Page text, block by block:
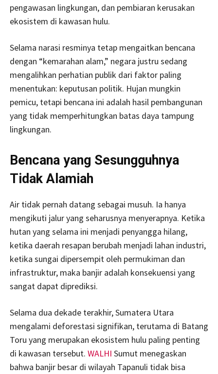
pengawasan lingkungan, dan pembiaran kerusakan
ekosistem di kawasan hulu.
Selama narasi resminya tetap mengaitkan bencana
dengan “kemarahan alam,” negara justru sedang
mengalihkan perhatian publik dari faktor paling
menentukan: keputusan politik. Hujan mungkin
pemicu, tetapi bencana ini adalah hasil pembangunan
yang tidak memperhitungkan batas daya tampung
lingkungan.
Bencana yang Sesungguhnya
Tidak Alamiah
Air tidak pernah datang sebagai musuh. Ia hanya
mengikuti jalur yang seharusnya menyerapnya. Ketika
hutan yang selama ini menjadi penyangga hilang,
ketika daerah resapan berubah menjadi lahan industri,
ketika sungai dipersempit oleh permukiman dan
infrastruktur, maka banjir adalah konsekuensi yang
sangat dapat diprediksi.
Selama dua dekade terakhir, Sumatera Utara
mengalami deforestasi signifikan, terutama di Batang
Toru yang merupakan ekosistem hulu paling penting
di kawasan tersebut. WALHI Sumut menegaskan
bahwa banjir besar di wilayah Tapanuli tidak bisa